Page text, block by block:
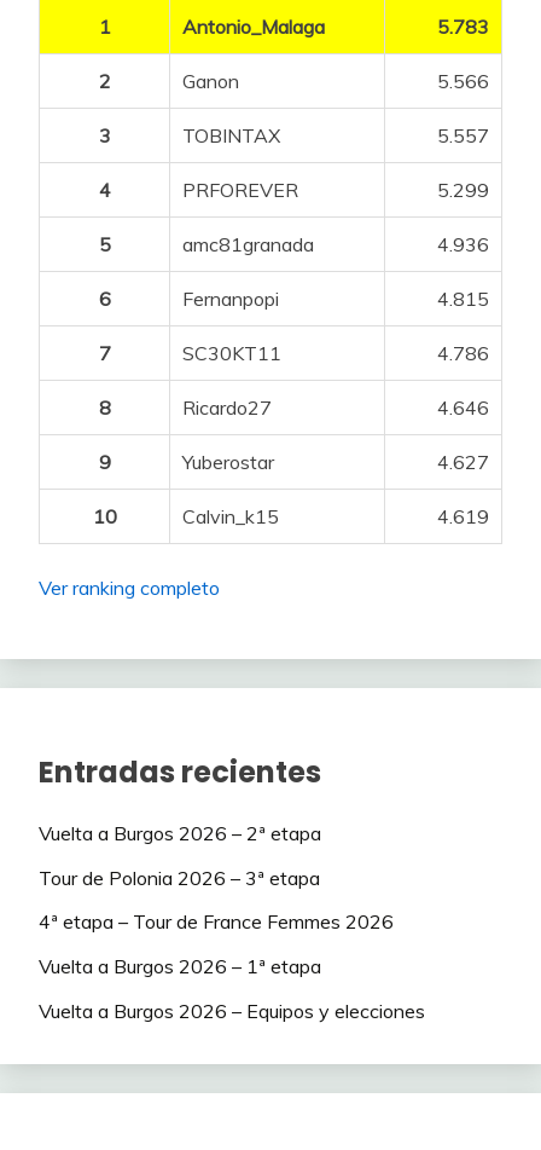
1 Antonio_Malaga 5.783
2 Ganon 5.566
3 TOBINTAX 5.557
4 PRFOREVER 5.299
5 amc81granada 4.936
6 Fernanpopi 4.815
7 SC30KT11 4.786
8 Ricardo27 4.646
9 Yuberostar 4.627
10 Calvin_k15 4.619
Ver ranking completo
Entradas recientes
Vuelta a Burgos 2026 – 2ª etapa
Tour de Polonia 2026 – 3ª etapa
4ª etapa – Tour de France Femmes 2026
Vuelta a Burgos 2026 – 1ª etapa
Vuelta a Burgos 2026 – Equipos y elecciones